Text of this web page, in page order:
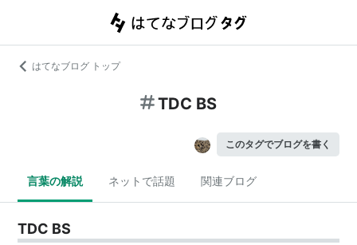
はてなブログ トップ
TDC BS
このタグでブログを書く
言葉の解説 ネットで話題 関連ブログ
TDC BS